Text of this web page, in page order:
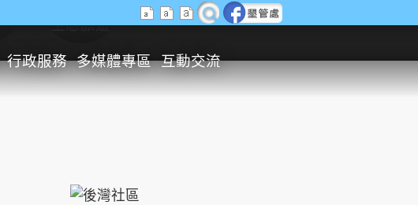
行政服務 多媒體專區 互動交流
生態旅遊